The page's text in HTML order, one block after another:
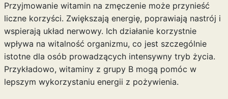
Przyjmowanie witamin na zmęczenie może przynieść
liczne korzyści. Zwiększają energię, poprawiają nastrój i
wspierają układ nerwowy. Ich działanie korzystnie
wpływa na witalność organizmu, co jest szczególnie
istotne dla osób prowadzących intensywny tryb życia.
Przykładowo, witaminy z grupy B mogą pomóc w
lepszym wykorzystaniu energii z pożywienia.